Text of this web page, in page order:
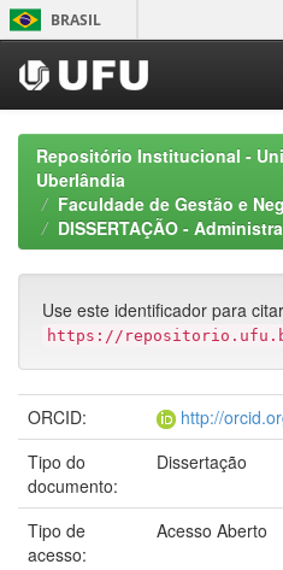
Skip
navigation
BRASIL
Repositório Institucional -
Uberlândia
Faculdade de Gestão e
DISSERTAÇÃO -
Use este identificador para
https://
ORCID:
http://
Tipo do
documento:
Dissertação
Tipo de
acesso:
Acesso Aberto